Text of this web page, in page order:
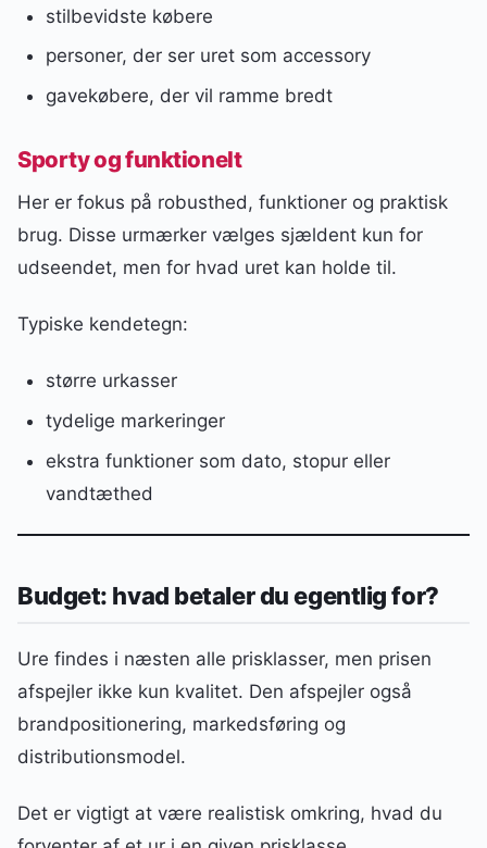
stilbevidste købere
personer, der ser uret som accessory
gavekøbere, der vil ramme bredt
Sporty og funktionelt
Her er fokus på robusthed, funktioner og praktisk
brug. Disse urmærker vælges sjældent kun for
udseendet, men for hvad uret kan holde til.
Typiske kendetegn:
større urkasser
tydelige markeringer
ekstra funktioner som dato, stopur eller
vandtæthed
Budget: hvad betaler du egentlig for?
Ure findes i næsten alle prisklasser, men prisen
afspejler ikke kun kvalitet. Den afspejler også
brandpositionering, markedsføring og
distributionsmodel.
Det er vigtigt at være realistisk omkring, hvad du